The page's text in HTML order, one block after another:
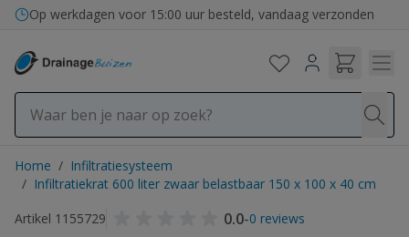
Ga naar de inhoud
Op werkdagen voor 15:00 uur besteld, vandaag verzonden
Home / Infiltratiesysteem
/ Infiltratiekrat 600 liter zwaar belastbaar 150 x 100 x 40 cm
Artikel 1155729
0.0-0 reviews